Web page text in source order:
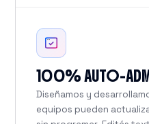
100% AUTO-
Diseñamos y
equipos pueden